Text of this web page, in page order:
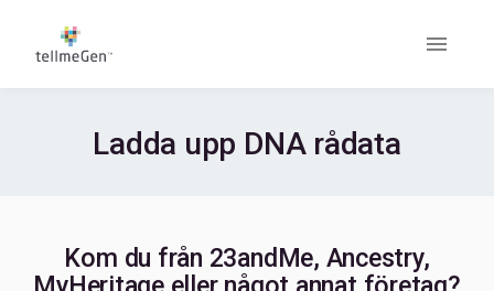
Ladda upp DNA rådata
Kom du från 23andMe, Ancestry,